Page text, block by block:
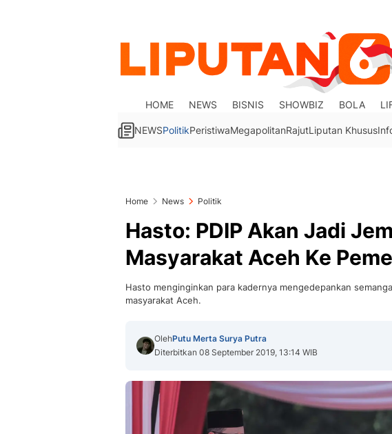
HOME NEWS BISNIS SHOWBIZ BOLA
NEWSPolitikPeristiwaMegapolitanRajutLiputan Khusus
Home News Politik
Hasto: PDIP Akan Jadi
Masyarakat Aceh Ke
Hasto menginginkan para kadernya mengedepankan
masyarakat Aceh.
OlehPutu Merta Surya Putra
Diterbitkan 08 September 2019, 13:14 WIB